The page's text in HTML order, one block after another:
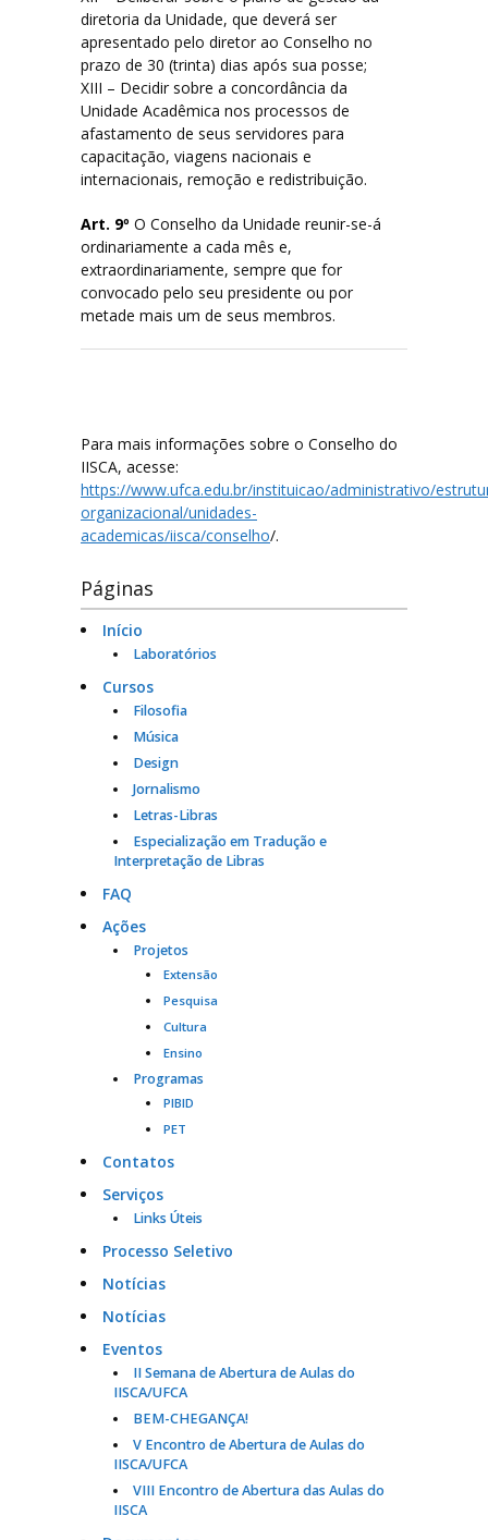
diretoria da Unidade, que deverá ser
apresentado pelo diretor ao Conselho no
prazo de 30 (trinta) dias após sua posse;
XIII – Decidir sobre a concordância da
Unidade Acadêmica nos processos de
afastamento de seus servidores para
capacitação, viagens nacionais e
internacionais, remoção e redistribuição.
Art. 9º O Conselho da Unidade reunir-se-á
ordinariamente a cada mês e,
extraordinariamente, sempre que for
convocado pelo seu presidente ou por
metade mais um de seus membros.
Para mais informações sobre o Conselho do
IISCA, acesse:
https://www.ufca.edu.br/instituicao/administrativo/
organizacional/unidades-
academicas/iisca/conselho/.
Páginas
Início
Laboratórios
Cursos
Filosofia
Música
Design
Jornalismo
Letras-Libras
Especialização em Tradução e
Interpretação de Libras
FAQ
Ações
Projetos
Extensão
Pesquisa
Cultura
Ensino
Programas
PIBID
PET
Contatos
Serviços
Links Úteis
Processo Seletivo
Notícias
Notícias
Eventos
II Semana de Abertura de Aulas do
IISCA/UFCA
BEM-CHEGANÇA!
V Encontro de Abertura de Aulas do
IISCA/UFCA
VIII Encontro de Abertura das Aulas do
IISCA